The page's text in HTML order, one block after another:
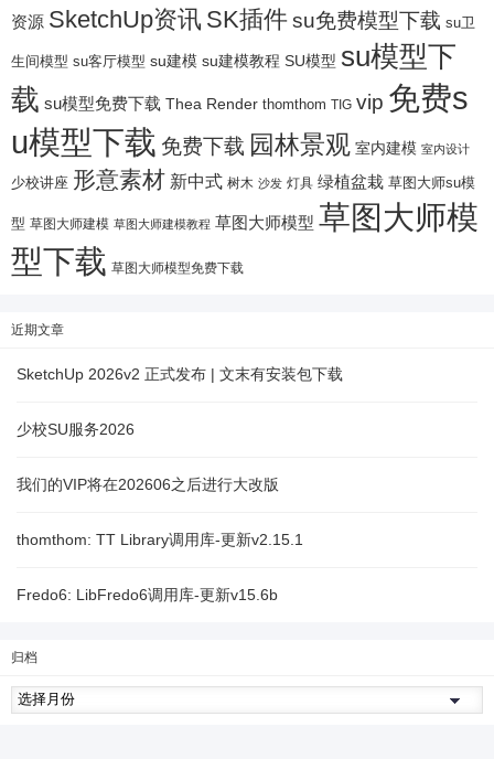
资源 SketchUp资讯 SK插件su免费模型下载 su卫
生间模型 su客厅模型 su建模 su建模教程 SU模型 su模型下
载 su模型免费下载 Thea Render thomthom TIG vip 免费s
u模型下载 免费下载 园林景观 室内建模 室内设计
少校讲座 形意素材 新中式 树木 沙发 灯具 绿植盆栽 草图大师su模
型 草图大师建模 草图大师建模教程 草图大师模型 草图大师模
型下载 草图大师模型免费下载
近期文章
SketchUp 2026v2 正式发布 | 文末有安装包下载
少校SU服务2026
我们的VIP将在202606之后进行大改版
thomthom: TT Library调用库-更新v2.15.1
Fredo6: LibFredo6调用库-更新v15.6b
归档